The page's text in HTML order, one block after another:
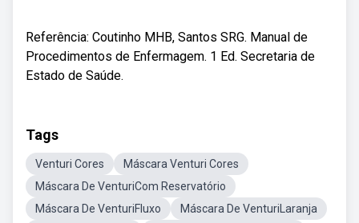
Referência: Coutinho MHB, Santos SRG. Manual de
Procedimentos de Enfermagem. 1 Ed. Secretaria de
Estado de Saúde.
Tags
Venturi Cores
Máscara Venturi Cores
Máscara De VenturiCom Reservatório
Máscara De VenturiFluxo
Máscara De VenturiLaranja